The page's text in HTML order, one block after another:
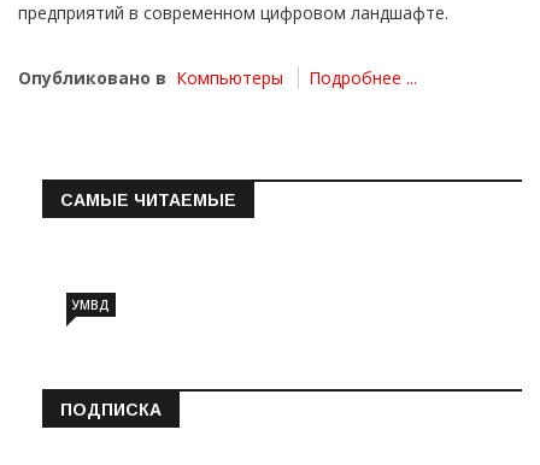
предприятий в современном цифровом ландшафте.
Опубликовано в Компьютеры Подробнее ...
САМЫЕ ЧИТАЕМЫЕ
УМВД
ПОДПИСКА